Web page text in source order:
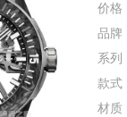
价格
品牌
系列
款式
材质